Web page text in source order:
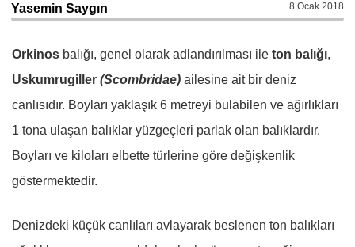
Yasemin Saygın 8 Ocak 2018
Orkinos balığı, genel olarak adlandırılması ile ton balığı,
Uskumrugiller (Scombridae) ailesine ait bir deniz
canlısıdır. Boyları yaklaşık 6 metreyi bulabilen ve ağırlıkları
1 tona ulaşan balıklar yüzgeçleri parlak olan balıklardır.
Boyları ve kiloları elbette türlerine göre değişkenlik
göstermektedir.
Denizdeki küçük canlıları avlayarak beslenen ton balıkları